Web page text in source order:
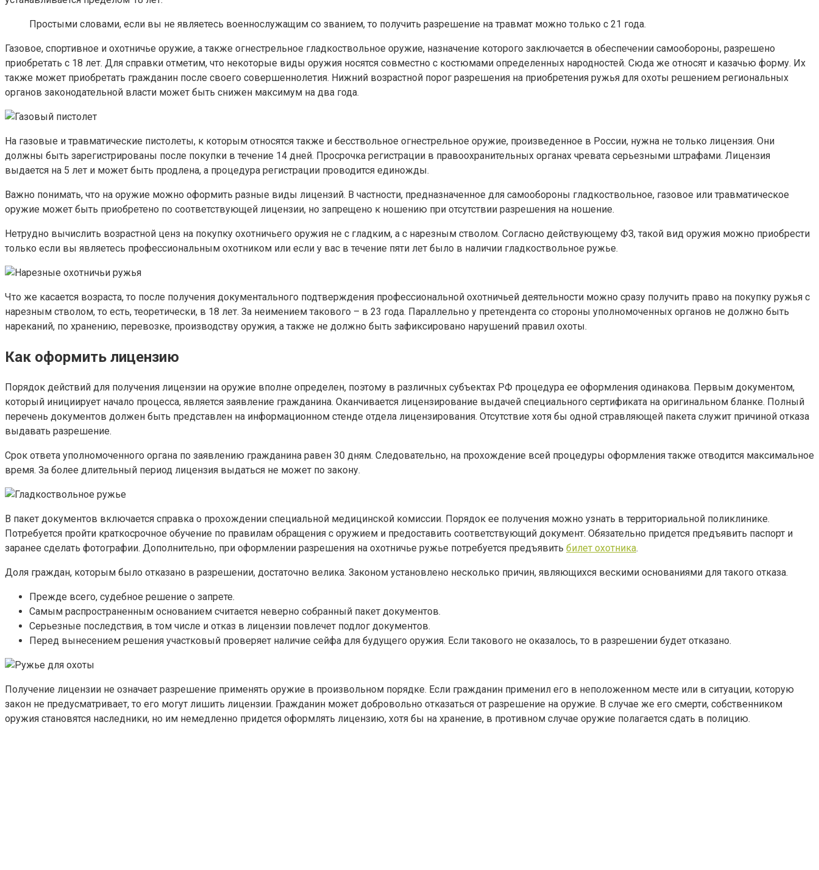
Простыми словами, если вы не являетесь военнослужащим со званием, то получить разрешение на травмат можно только с 21 года.
Газовое, спортивное и охотничье оружие, а также огнестрельное гладкоствольное оружие, назначение которого заключается в обеспечении самообороны, разрешено
приобретать с 18 лет. Для справки отметим, что некоторые виды оружия носятся совместно с костюмами определенных народностей. Сюда же относят и казачью форму. Их
также может приобретать гражданин после своего совершеннолетия. Нижний возрастной порог разрешения на приобретения ружья для охоты решением региональных
органов законодательной власти может быть снижен максимум на два года.
На газовые и травматические пистолеты, к которым относятся также и бесствольное огнестрельное оружие, произведенное в России, нужна не только лицензия. Они
должны быть зарегистрированы после покупки в течение 14 дней. Просрочка регистрации в правоохранительных органах чревата серьезными штрафами. Лицензия
выдается на 5 лет и может быть продлена, а процедура регистрации проводится единожды.
Важно понимать, что на оружие можно оформить разные виды лицензий. В частности, предназначенное для самообороны гладкоствольное, газовое или травматическое
оружие может быть приобретено по соответствующей лицензии, но запрещено к ношению при отсутствии разрешения на ношение.
Нетрудно вычислить возрастной ценз на покупку охотничьего оружия не с гладким, а с нарезным стволом. Согласно действующему ФЗ, такой вид оружия можно приобрести
только если вы являетесь профессиональным охотником или если у вас в течение пяти лет было в наличии гладкоствольное ружье.
Что же касается возраста, то после получения документального подтверждения профессиональной охотничьей деятельности можно сразу получить право на покупку ружья с
нарезным стволом, то есть, теоретически, в 18 лет. За неимением такового – в 23 года. Параллельно у претендента со стороны уполномоченных органов не должно быть
нареканий, по хранению, перевозке, производству оружия, а также не должно быть зафиксировано нарушений правил охоты.
Как оформить лицензию
Порядок действий для получения лицензии на оружие вполне определен, поэтому в различных субъектах РФ процедура ее оформления одинакова. Первым документом,
который инициирует начало процесса, является заявление гражданина. Оканчивается лицензирование выдачей специального сертификата на оригинальном бланке. Полный
перечень документов должен быть представлен на информационном стенде отдела лицензирования. Отсутствие хотя бы одной стравляющей пакета служит причиной отказа
выдавать разрешение.
Срок ответа уполномоченного органа по заявлению гражданина равен 30 дням. Следовательно, на прохождение всей процедуры оформления также отводится максимальное
время. За более длительный период лицензия выдаться не может по закону.
В пакет документов включается справка о прохождении специальной медицинской комиссии. Порядок ее получения можно узнать в территориальной поликлинике.
Потребуется пройти краткосрочное обучение по правилам обращения с оружием и предоставить соответствующий документ. Обязательно придется предъявить паспорт и
заранее сделать фотографии. Дополнительно, при оформлении разрешения на охотничье ружье потребуется предъявить билет охотника.
Доля граждан, которым было отказано в разрешении, достаточно велика. Законом установлено несколько причин, являющихся вескими основаниями для такого отказа.
Прежде всего, судебное решение о запрете.
Самым распространенным основанием считается неверно собранный пакет документов.
Серьезные последствия, в том числе и отказ в лицензии повлечет подлог документов.
Перед вынесением решения участковый проверяет наличие сейфа для будущего оружия. Если такового не оказалось, то в разрешении будет отказано.
Получение лицензии не означает разрешение применять оружие в произвольном порядке. Если гражданин применил его в неположенном месте или в ситуации, которую
закон не предусматривает, то его могут лишить лицензии. Гражданин может добровольно отказаться от разрешение на оружие. В случае же его смерти, собственником
оружия становятся наследники, но им немедленно придется оформлять лицензию, хотя бы на хранение, в противном случае оружие полагается сдать в полицию.